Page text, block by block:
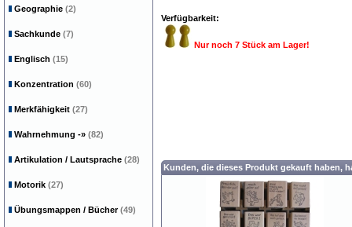
Verfügbarkeit:
Nur noch 7 Stück am Lager!
Kunden, die dieses Produkt gekauft haben,
Geographie (2)
Sachkunde (7)
Englisch (15)
Konzentration (60)
Merkfähigkeit (27)
Wahrnehmung -» (82)
Artikulation / Lautsprache (28)
Motorik (27)
Übungsmappen / Bücher(49)